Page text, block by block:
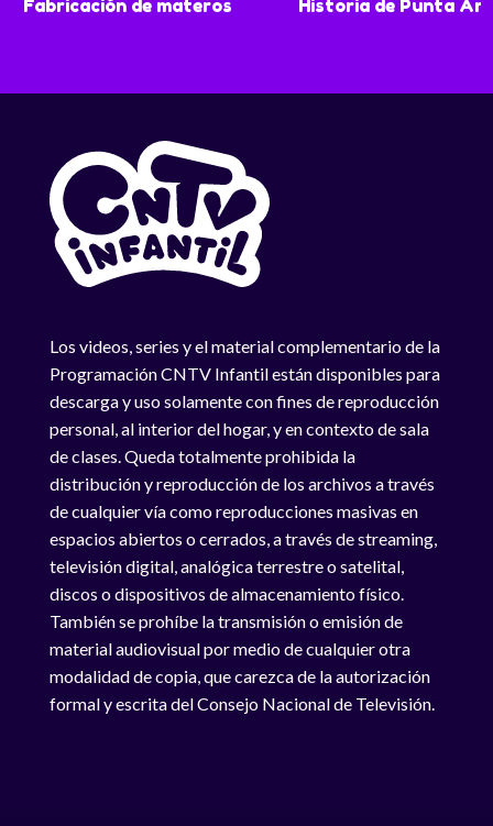
Fabricación de materos Historia de Punta
Los videos, series y el material complementario de la
Programación CNTV Infantil están disponibles para
descarga y uso solamente con fines de reproducción
personal, al interior del hogar, y en contexto de sala
de clases. Queda totalmente prohibida la
distribución y reproducción de los archivos a través
de cualquier vía como reproducciones masivas en
espacios abiertos o cerrados, a través de streaming,
televisión digital, analógica terrestre o satelital,
discos o dispositivos de almacenamiento físico.
También se prohíbe la transmisión o emisión de
material audiovisual por medio de cualquier otra
modalidad de copia, que carezca de la autorización
formal y escrita del Consejo Nacional de Televisión.